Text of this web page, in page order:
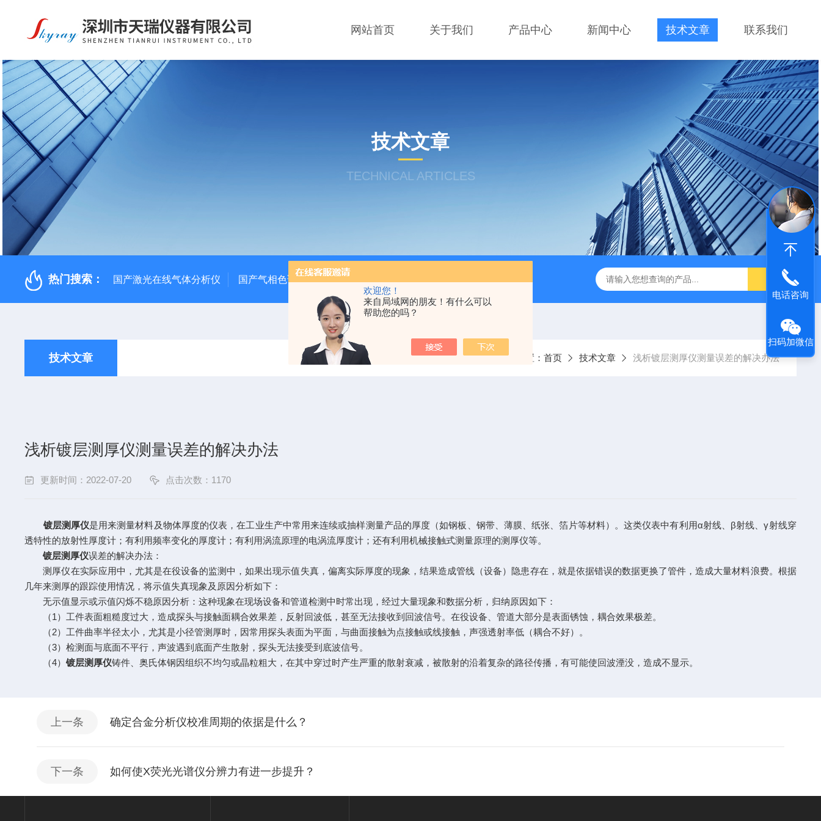
欢迎您！
来自局域网的朋友！有什么可以
帮助您的吗？
网站首页 关于我们 产品中心 新闻中心 技术文章 联系我们
技术文章
TECHNICAL ARTICLES
热门搜索： 国产激光在线气体分析仪 国产气相色谱质谱联用仪生产厂家 便携式X射线荧光测定仪 手持式xrf分析仪 水质重金属检测仪
技术文章 当前位置： 首页 技术文章 浅析镀层测厚仪测量误差的解决办法
浅析镀层测厚仪测量误差的解决办法
更新时间：2022-07-20 点击次数：1170
镀层测厚仪是用来测量材料及物体厚度的仪表，在工业生产中常用来连续或抽样测量产品的厚度（如钢板、钢带、薄膜、纸张、箔片等材料）。这类仪表中有利用α射线、β射线、γ射线穿
透特性的放射性厚度计；有利用频率变化的厚度计；有利用涡流原理的电涡流厚度计；还有利用机械接触式测量原理的测厚仪等。
镀层测厚仪误差的解决办法：
测厚仪在实际应用中，尤其是在役设备的监测中，如果出现示值失真，偏离实际厚度的现象，结果造成管线（设备）隐患存在，就是依据错误的数据更换了管件，造成大量材料浪费。根据
几年来测厚的跟踪使用情况，将示值失真现象及原因分析如下：
无示值显示或示值闪烁不稳原因分析：这种现象在现场设备和管道检测中时常出现，经过大量现象和数据分析，归纳原因如下：
（1）工件表面粗糙度过大，造成探头与接触面耦合效果差，反射回波低，甚至无法接收到回波信号。在役设备、管道大部分是表面锈蚀，耦合效果极差。
（2）工件曲率半径太小，尤其是小径管测厚时，因常用探头表面为平面，与曲面接触为点接触或线接触，声强透射率低（耦合不好）。
（3）检测面与底面不平行，声波遇到底面产生散射，探头无法接受到底波信号。
（4）镀层测厚仪铸件、奥氏体钢因组织不均匀或晶粒粗大，在其中穿过时产生严重的散射衰减，被散射的沿着复杂的路径传播，有可能使回波湮没，造成不显示。
上一条 确定合金分析仪校准周期的依据是什么？
下一条 如何使X荧光光谱仪分辨力有进一步提升？
电话咨询
扫码加微信